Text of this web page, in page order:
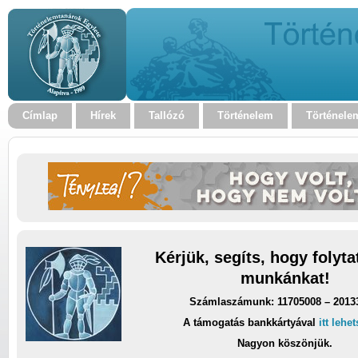
Címlap Hírek Tallózó Történelem
Kérjük, segíts, hogy
munkánkat!
Számlaszámunk: 11705008 –
A támogatás bankkártyával itt
Nagyon köszönjük.